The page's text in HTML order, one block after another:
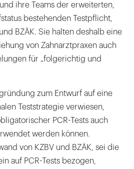
ihre Teams der erweiterten,
bestehenden Testpflicht,
BZÄK. Sie halten deshalb eine
von Zahnarztpraxen auch
für „folgerichtig und
zum Entwurf auf eine
Teststrategie verwiesen,
PCR-Tests auch
werden können.
von KZBV und BZÄK, sei die
auf PCR-Tests bezogen,